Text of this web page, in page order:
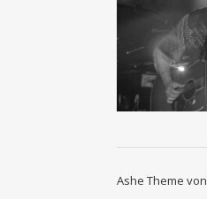
Ashe Theme von